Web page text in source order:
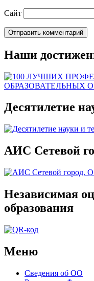
Сайт
Наши
Десятилетие
АИС Сетевой
Независимая
образования
Меню
Сведения об ОО